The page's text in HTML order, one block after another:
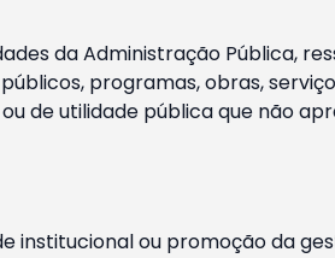
da Administração Pública,
programas, obras,
de utilidade pública que não
institucional ou promoção da